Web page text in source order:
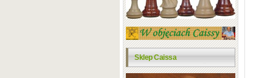
Sklep Caissa